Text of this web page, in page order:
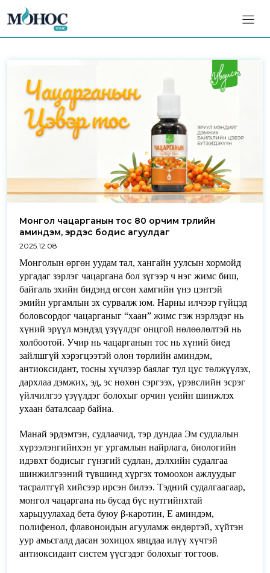
Монгол чацарганын тос 80 орчим төрлийн
аминдэм, эрдэс бодис агуулдаг
2025.12.08
Монголын өргөн уудам тал, хангайн уулсын хормойд
ургадаг зэрлэг чацаргана бол зүгээр ч нэг жимс биш,
байгаль эхийн бидэнд өгсөн хамгийн үнэ цэнтэй
эмийн ургамлын эх сурвалж юм. Нарны илчээр гүйцэд
боловсордог чацарганыг “хаан” жимс гэж нэрлэдэг нь
хүний эрүүл мэндэд үзүүлдэг онцгой нөлөөлөлтэй нь
холбоотой. Учир нь чацарганын тос нь хүний биед
зайлшгүй хэрэгцээтэй олон төрлийн аминдэм,
антиоксидант, тосны хүчлээр баялаг тул цус төлжүүлэх,
дархлаа дэмжих, эд, эс нөхөн сэргээх, үрэвслийн эсрэг
үйлчилгээ үзүүлдэг болохыг орчин үеийн шинжлэх
ухаан баталсаар байна.
Манай эрдэмтэн, судлаачид, тэр дундаа Эм судлалын
хүрээлэнгийнхэн уг ургамлын найрлага, биологийн
идэвхт бодисыг гүнзгий судлан, дэлхийн судалгаа
шинжилгээний түвшинд хүргэх томоохон ажлуудыг
тасралтгүй хийсээр ирсэн билээ. Тэдний судалгаагаар,
монгол чацаргана нь бусад бүс нутгийнхтай
харьцуулахад бета буюу β-каротин, Е аминдэм,
полифенол, флавоноидын агууламж өндөртэй, хүйтэн
уур амьсгалд дасан зохицох явцдаа илүү хүчтэй
антиоксидант систем үүсгэдэг болохыг тогтоов.